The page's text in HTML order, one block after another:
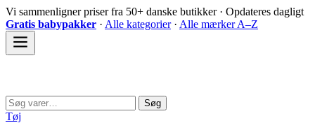
Spring
til
indhold
Vi sammenligner priser fra 50+ danske butikker · Opdateres dagligt
Gratis babypakker · Alle kategorier· Alle mærker A–Z
Søg
efter:
Søg
Tøj